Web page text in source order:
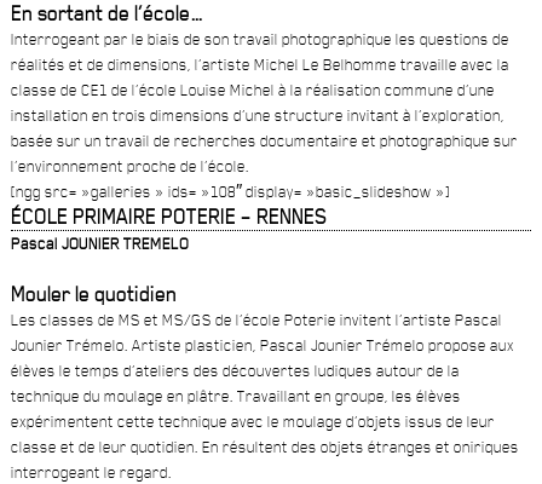
En sortant de l’école…
Interrogeant par le biais de son travail photographique les questions de
réalités et de dimensions, l’artiste Michel Le Belhomme travaille avec la
classe de CE1 de l’école Louise Michel à la réalisation commune d’une
installation en trois dimensions d’une structure invitant à l’exploration,
basée sur un travail de recherches documentaire et photographique sur
l’environnement proche de l’école.
[ngg src= »galleries » ids= »108″ display= »basic_slideshow »]
ÉCOLE PRIMAIRE POTERIE – RENNES
Pascal JOUNIER TREMELO
Mouler le quotidien
Les classes de MS et MS/GS de l’école Poterie invitent l’artiste Pascal
Jounier Trémelo. Artiste plasticien, Pascal Jounier Trémelo propose aux
élèves le temps d’ateliers des découvertes ludiques autour de la
technique du moulage en plâtre. Travaillant en groupe, les élèves
expérimentent cette technique avec le moulage d’objets issus de leur
classe et de leur quotidien. En résultent des objets étranges et oniriques
interrogeant le regard.